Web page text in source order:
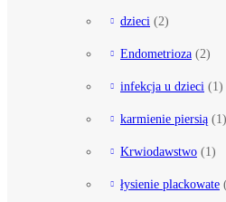
dzieci (2)
Endometrioza (2)
infekcja u dzieci (1)
karmienie piersią (1)
Krwiodawstwo (1)
łysienie plackowate